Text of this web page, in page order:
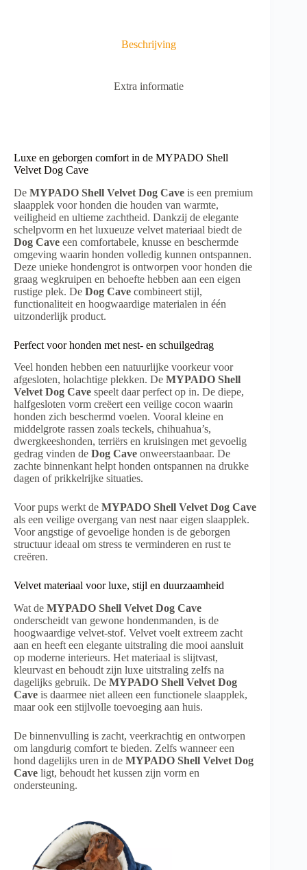
Beschrijving
Extra informatie
Luxe en geborgen comfort in de MYPADO Shell
Velvet Dog Cave
De MYPADO Shell Velvet Dog Cave is een premium
slaapplek voor honden die houden van warmte,
veiligheid en ultieme zachtheid. Dankzij de elegante
schelpvorm en het luxueuze velvet materiaal biedt de
Dog Cave een comfortabele, knusse en beschermde
omgeving waarin honden volledig kunnen ontspannen.
Deze unieke hondengrot is ontworpen voor honden die
graag wegkruipen en behoefte hebben aan een eigen
rustige plek. De Dog Cave combineert stijl,
functionaliteit en hoogwaardige materialen in één
uitzonderlijk product.
Perfect voor honden met nest- en schuilgedrag
Veel honden hebben een natuurlijke voorkeur voor
afgesloten, holachtige plekken. De MYPADO Shell
Velvet Dog Cave speelt daar perfect op in. De diepe,
halfgesloten vorm creëert een veilige cocon waarin
honden zich beschermd voelen. Vooral kleine en
middelgrote rassen zoals teckels, chihuahua’s,
dwergkeeshonden, terriërs en kruisingen met gevoelig
gedrag vinden de Dog Cave onweerstaanbaar. De
zachte binnenkant helpt honden ontspannen na drukke
dagen of prikkelrijke situaties.
Voor pups werkt de MYPADO Shell Velvet Dog Cave
als een veilige overgang van nest naar eigen slaapplek.
Voor angstige of gevoelige honden is de geborgen
structuur ideaal om stress te verminderen en rust te
creëren.
Velvet materiaal voor luxe, stijl en duurzaamheid
Wat de MYPADO Shell Velvet Dog Cave
onderscheidt van gewone hondenmanden, is de
hoogwaardige velvet-stof. Velvet voelt extreem zacht
aan en heeft een elegante uitstraling die mooi aansluit
op moderne interieurs. Het materiaal is slijtvast,
kleurvast en behoudt zijn luxe uitstraling zelfs na
dagelijks gebruik. De MYPADO Shell Velvet Dog
Cave is daarmee niet alleen een functionele slaapplek,
maar ook een stijlvolle toevoeging aan huis.
De binnenvulling is zacht, veerkrachtig en ontworpen
om langdurig comfort te bieden. Zelfs wanneer een
hond dagelijks uren in de MYPADO Shell Velvet Dog
Cave ligt, behoudt het kussen zijn vorm en
ondersteuning.